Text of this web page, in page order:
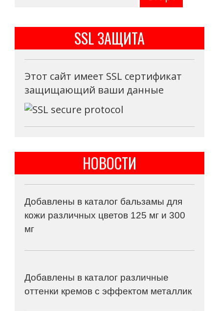
SSL ЗАЩИТА
Этот сайт имеет SSL сертификат
защищающий ваши данные
НОВОСТИ
Добавлены в каталог бальзамы для
кожи различных цветов 125 мг и 300
мг
Добавлены в каталог различные
оттенки кремов с эффектом металлик